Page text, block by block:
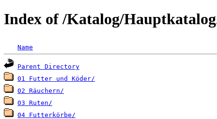
Index of /Katalog/
Name
Parent Directory
01 Futter und Köder/
02 Räuchern/
03 Ruten/
04 Futterkörbe/